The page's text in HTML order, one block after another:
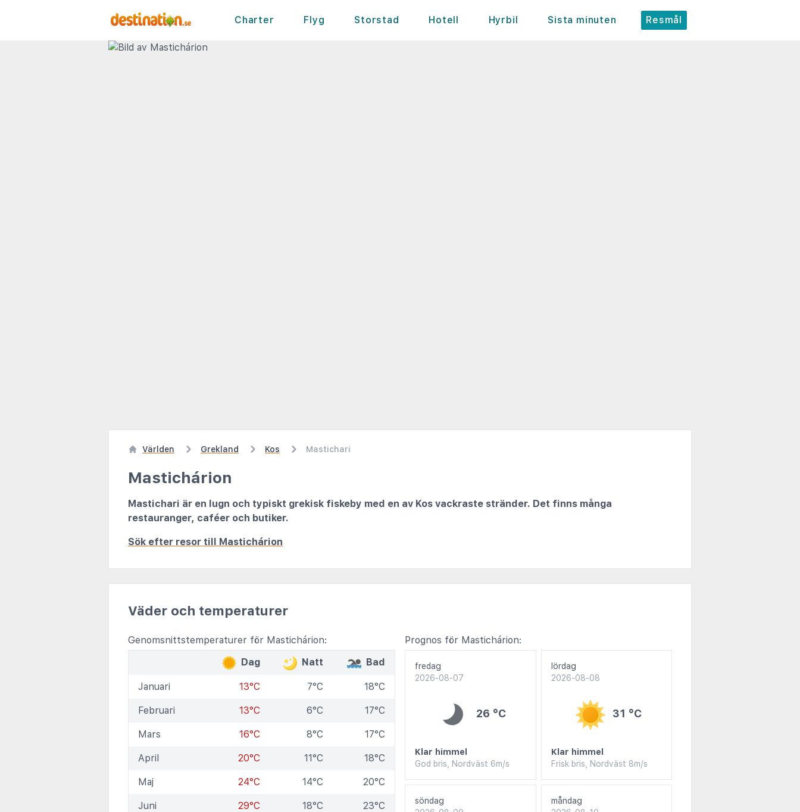
Charter Flyg Storstad Hotell Hyrbil Sista minuten Resmål
Världen Grekland Kos Mastichari
Mastichárion
Mastichari är en lugn och typiskt grekisk fiskeby med en av Kos vackraste stränder. Det finns många
restauranger, caféer och butiker.
Sök efter resor till Mastichárion
Väder och temperaturer
Genomsnittstemperaturer för Mastichárion:
Dag
Natt Bad
Januari 13°C 7°C 18°C
Februari 13°C 6°C 17°C
Mars 16°C 8°C 17°C
April 20°C 11°C 18°C
Maj 24°C 14°C 20°C
Juni 29°C 18°C 23°C
Prognos för Mastichárion:
fredag
2026-08-07
26 °C
Klar himmel
God bris, Nordväst 6m/s
lördag
2026-08-08
31 °C
Klar himmel
Frisk bris, Nordväst 8m/s
söndag
måndag